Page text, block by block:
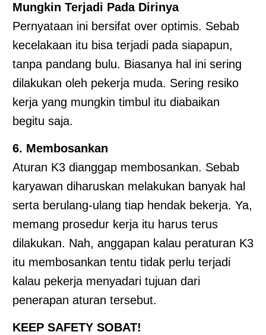
Mungkin Terjadi Pada Dirinya
Pernyataan ini bersifat over optimis. Sebab
kecelakaan itu bisa terjadi pada siapapun,
tanpa pandang bulu. Biasanya hal ini sering
dilakukan oleh pekerja muda. Sering resiko
kerja yang mungkin timbul itu diabaikan
begitu saja.
6. Membosankan
Aturan K3 dianggap membosankan. Sebab
karyawan diharuskan melakukan banyak hal
serta berulang-ulang tiap hendak bekerja. Ya,
memang prosedur kerja itu harus terus
dilakukan. Nah, anggapan kalau peraturan K3
itu membosankan tentu tidak perlu terjadi
kalau pekerja menyadari tujuan dari
penerapan aturan tersebut.
KEEP SAFETY SOBAT!